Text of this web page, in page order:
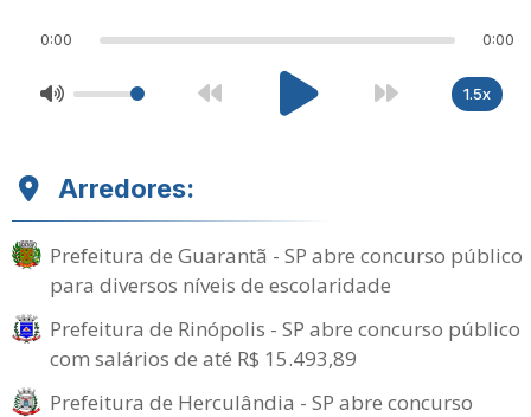
0:00 0:00
1.5x
Arredores:
Prefeitura de Guarantã - SP abre concurso público
para diversos níveis de escolaridade
Prefeitura de Rinópolis - SP abre concurso público
com salários de até R$ 15.493,89
Prefeitura de Herculândia - SP abre concurso